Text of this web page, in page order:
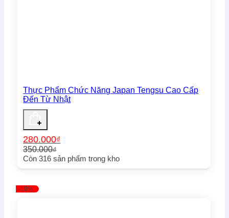
Thực Phẩm Chức Năng Japan Tengsu Cao Cấp
Đến Từ Nhật
350.000₫
Giá
350.000₫.
280.000₫
Giá
là:
280.000₫.
Còn316 sản phẩm trong kho
-10%